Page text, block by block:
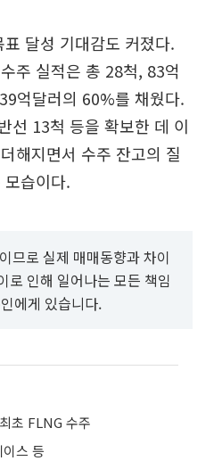
달성 기대감도 커졌다.
주 실적은 총 28척, 83억
억달러의 60%를 채웠다.
선 13척 등을 확보한 데 이
해지면서 수주 잔고의 질
습이다.
므로 실제 매매동향과 차이
로 인해 일어나는 모든 책임
에게 있습니다.
초 FLNG 수주
스 등